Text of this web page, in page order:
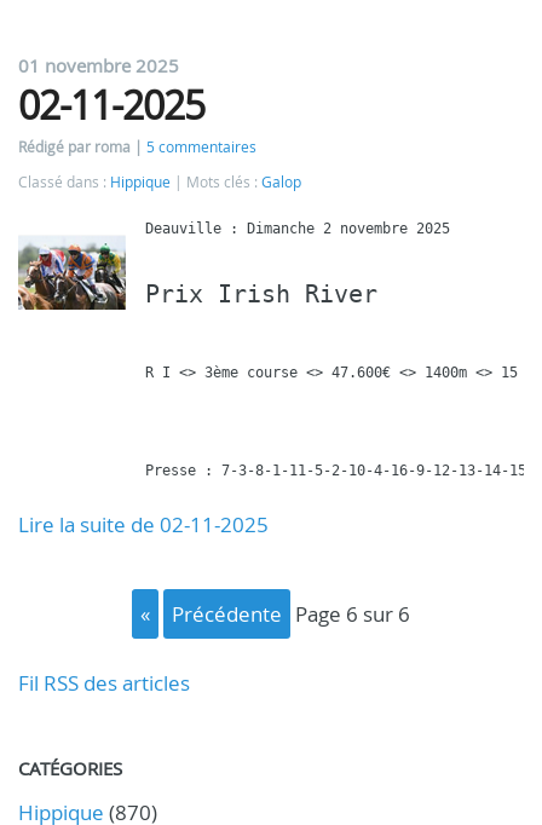
01 novembre 2025
02-11-2025
Rédigé par roma
5 commentaires
Classé dans : Hippique Mots clés : Galop
Prix Irish River
R I <> 3ème course <> 47.600€ <> 1400m <> 15
Presse : 7-3-8-1-11-5-2-10-4-16-9-12-13-14-15
Lire la suite de 02-11-2025
« précédente page 6 sur 6
Fil RSS des articles
CATÉGORIES
Hippique (870)